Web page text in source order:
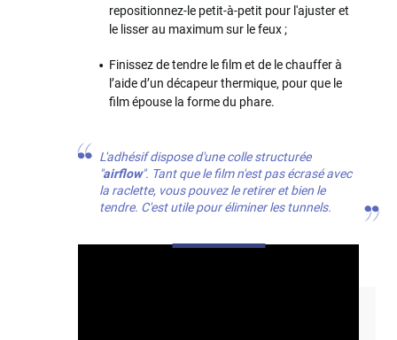
repositionnez-le petit-à-petit pour l'ajuster et
le lisser au maximum sur le feux ;
Finissez de tendre le film et de le chauffer à
l’aide d’un décapeur thermique, pour que le
film épouse la forme du phare.
L'adhésif dispose d'une colle structurée
"airflow". Tant que le film n'est pas écrasé avec
la raclette, vous pouvez le retirer et bien le
tendre. C'est utile pour éliminer les tunnels.